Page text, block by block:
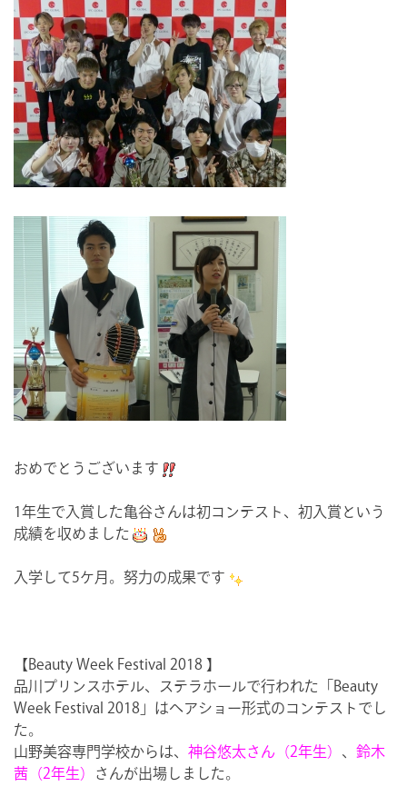
おめでとうございます
1年生で入賞した亀谷さんは初コンテスト、初入賞という
成績を収めました
入学して5ケ月。努力の成果です
【Beauty Week Festival 2018 】
品川プリンスホテル、ステラホールで行われた「Beauty
Week Festival 2018」はヘアショー形式のコンテストでし
た。
山野美容専門学校からは、 神谷悠太さん（2年生） 、 鈴木
茜（2年生）
さんが出場しました。